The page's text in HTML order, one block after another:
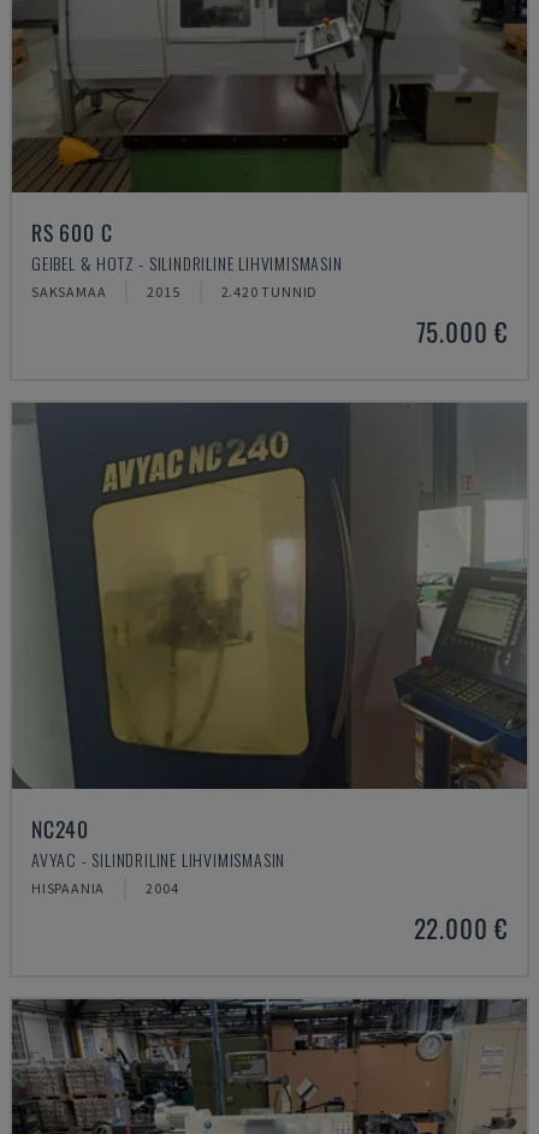
RS 600 C
GEIBEL & HOTZ - SILINDRILINE LIHVIMISMASIN
SAKSAMAA 2015 2.420 TUNNID
75.000 €
NC240
AVYAC - SILINDRILINE LIHVIMISMASIN
HISPAANIA 2004
22.000 €